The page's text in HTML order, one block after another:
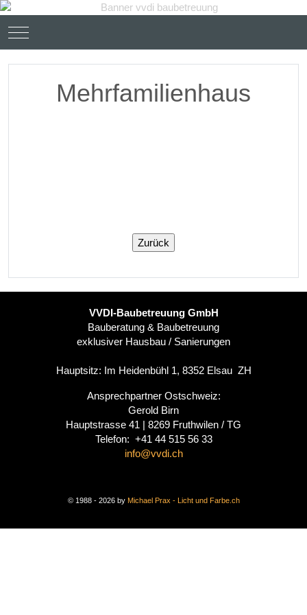
Mobile Menu Toggle
Mehrfamilienhaus
VVDI-Baubetreuung GmbH
Bauberatung & Baubetreuung
exklusiver Hausbau / Sanierungen
Hauptsitz: Im Heidenbühl 1, 8352 Elsau ZH
Ansprechpartner Ostschweiz:
Gerold Birn
Hauptstrasse 41 | 8269 Fruthwilen / TG
Telefon: ‭+41 44 515 56 33‬
info@vvdi.ch
© 1988 - 2026 by Michael Prax - Licht und Farbe.ch